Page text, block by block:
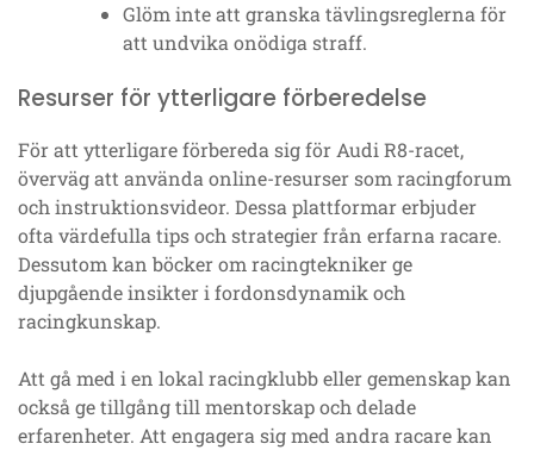
Glöm inte att granska tävlingsreglerna för
att undvika onödiga straff.
Resurser för ytterligare förberedelse
För att ytterligare förbereda sig för Audi R8-racet,
överväg att använda online-resurser som racingforum
och instruktionsvideor. Dessa plattformar erbjuder
ofta värdefulla tips och strategier från erfarna racare.
Dessutom kan böcker om racingtekniker ge
djupgående insikter i fordonsdynamik och
racingkunskap.
Att gå med i en lokal racingklubb eller gemenskap kan
också ge tillgång till mentorskap och delade
erfarenheter. Att engagera sig med andra racare kan